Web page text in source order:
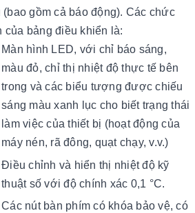
(bao gồm cả báo động). Các chức
của bảng điều khiển là:
Màn hình LED, với chỉ báo sáng,
màu đỏ, chỉ thị nhiệt độ thực tế bên
trong và các biểu tượng được chiếu
sáng màu xanh lục cho biết trạng thái
làm việc của thiết bị (hoạt động của
máy nén, rã đông, quạt chạy, v.v.)
Điều chỉnh và hiển thị nhiệt độ kỹ
thuật số với độ chính xác 0,1 °C.
Các nút bàn phím có khóa bảo vệ, có